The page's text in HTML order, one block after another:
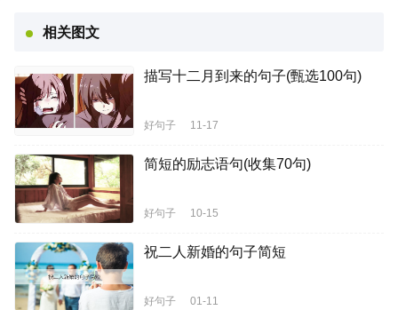
相关图文
描写十二月到来的句子(甄选100句)
好句子 11-17
简短的励志语句(收集70句)
好句子 10-15
祝二人新婚的句子简短
好句子 01-11